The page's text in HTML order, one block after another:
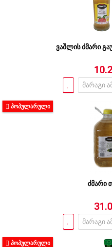
ვაშლის ძმარი
მარაგი
ᲞᲝᲞᲣᲚᲐᲠᲣᲚᲘ
ძმარი
მარაგი
ᲞᲝᲞᲣᲚᲐᲠᲣᲚᲘ